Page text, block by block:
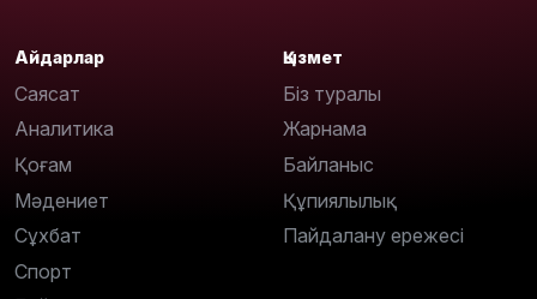
Айдарлар
Саясат
Аналитика
Қоғам
Мәдениет
Сұхбат
Спорт
Қызмет
Біз туралы
Жарнама
Байланыс
Құпиялылық
Пайдалану ережесі